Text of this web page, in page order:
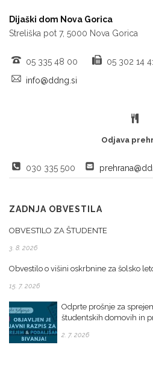
Dijaški dom Nova Gorica
Streliška pot 7, 5000 Nova Gorica
05 335 48 00
05 302 14
info@ddng.si
Odjava
030 335 500
ZADNJA OBVESTILA
OBVESTILO ZA ŠTUDENTE
3. 8. 2026
Obvestilo o višini oskrbnine za šolsko
15. 7. 2026
Odprte prošnje za
študentskih domovih in
2. 7. 2026